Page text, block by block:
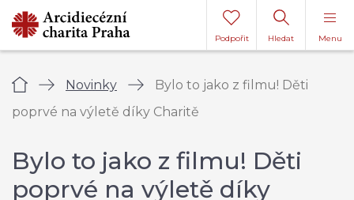
Menu
Hledat
Podpořit
Úvod Novinky
Bylo to jako z filmu! Děti
poprvé na výletě díky Charitě
Bylo to jako z filmu! Děti
poprvé na výletě díky